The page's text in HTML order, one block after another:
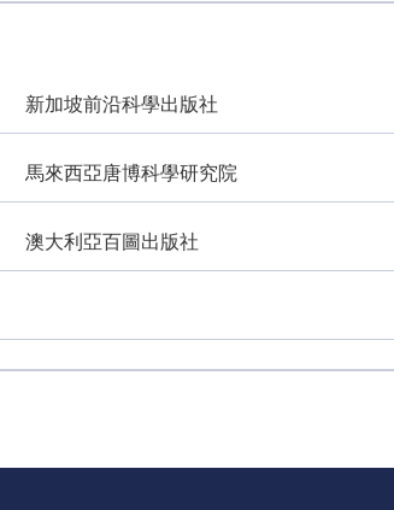
新加坡前沿科學出版社
馬來西亞唐博科學研究院
澳大利亞百圖出版社